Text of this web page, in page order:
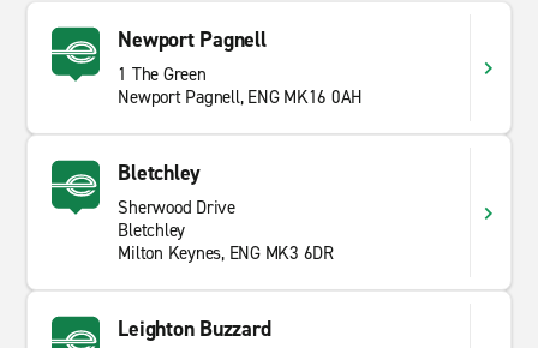
Newport Pagnell
1 The Green
Newport Pagnell, ENG MK16 0AH
Bletchley
Sherwood Drive
Bletchley
Milton Keynes, ENG MK3 6DR
Leighton Buzzard